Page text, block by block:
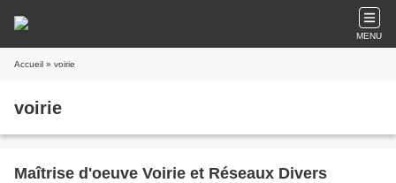
MENU
Accueil » voirie
voirie
Maîtrise d'oeuve Voirie et Réseaux Divers